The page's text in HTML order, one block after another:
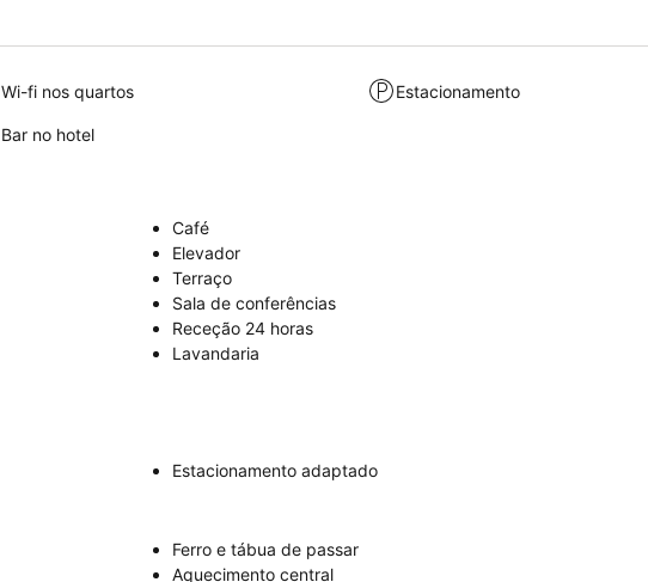
Wi-fi nos quartos Estacionamento
Bar no hotel
Café
Elevador
Terraço
Sala de conferências
Receção 24 horas
Lavandaria
Estacionamento adaptado
Ferro e tábua de passar
Aquecimento central